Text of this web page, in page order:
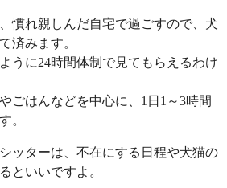
慣れ親しんだ自宅で過ごすので、犬
済みます。
うに24時間体制で見てもらえるわけ
ごはんなどを中心に、1日1～3時間
。
ッターは、不在にする日程や犬猫の
といいですよ。